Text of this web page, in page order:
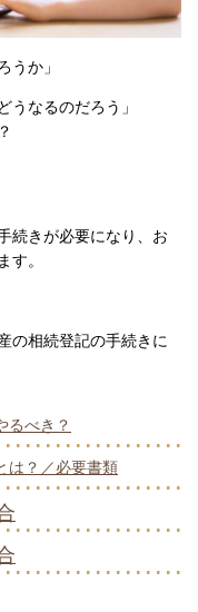
うか」
うなるのだろう」
続きが必要になり、お
す。
の相続登記の手続きに
るべき？
は？／必要書類